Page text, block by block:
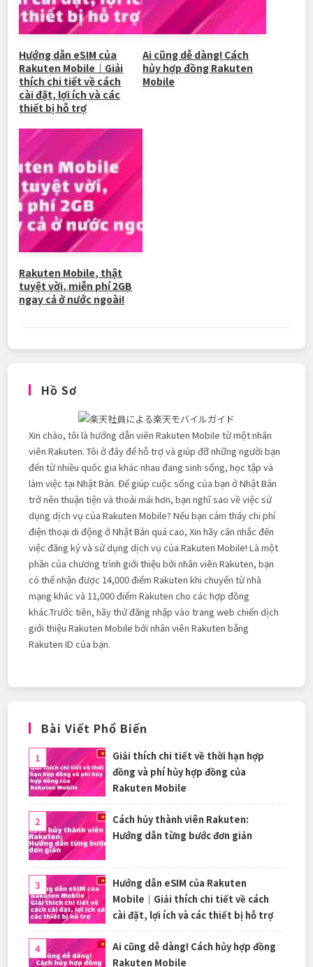
Hướng dẫn eSIM của
Rakuten Mobile｜Giải
thích chi tiết về cách
cài đặt, lợi ích và các
thiết bị hỗ trợ
Ai cũng dễ dàng! Cách
hủy hợp đồng Rakuten
Mobile
Rakuten Mobile, thật
tuyệt vời, miễn phí 2GB
ngay cả ở nước ngoài!
Hồ Sơ
Xin chào, tôi là hướng dẫn viên Rakuten Mobile từ một nhân
viên Rakuten. Tôi ở đây để hỗ trợ và giúp đỡ những người bạn
đến từ nhiều quốc gia khác nhau đang sinh sống, học tập và
làm việc tại Nhật Bản. Để giúp cuộc sống của bạn ở Nhật Bản
trở nên thuận tiện và thoải mái hơn, bạn nghĩ sao về việc sử
dụng dịch vụ của Rakuten Mobile? Nếu bạn cảm thấy chi phí
điện thoại di động ở Nhật Bản quá cao, Xin hãy cân nhắc đến
việc đăng ký và sử dụng dịch vụ của Rakuten Mobile! Là một
phần của chương trình giới thiệu bởi nhân viên Rakuten, bạn
có thể nhận được 14,000 điểm Rakuten khi chuyển từ nhà
mạng khác và 11,000 điểm Rakuten cho các hợp đồng
khác.Trước tiên, hãy thử đăng nhập vào trang web chiến dịch
giới thiệu Rakuten Mobile bởi nhân viên Rakuten bằng
Rakuten ID của bạn.
Bài Viết Phổ Biến
Giải thích chi tiết về thời hạn hợp
đồng và phí hủy hợp đồng của
Rakuten Mobile
Cách hủy thành viên Rakuten:
Hướng dẫn từng bước đơn giản
Hướng dẫn eSIM của Rakuten
Mobile｜Giải thích chi tiết về cách
cài đặt, lợi ích và các thiết bị hỗ trợ
Ai cũng dễ dàng! Cách hủy hợp đồng
Rakuten Mobile